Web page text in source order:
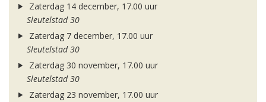
Zaterdag 14 december, 17.00 uur
Sleutelstad 30
Zaterdag 7 december, 17.00 uur
Sleutelstad 30
Zaterdag 30 november, 17.00 uur
Sleutelstad 30
Zaterdag 23 november, 17.00 uur